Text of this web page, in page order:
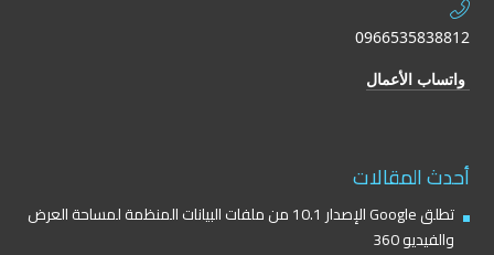
0966535838812
واتساب الأعمال
أحدث المقالات
تطلق Google الإصدار 10.1 من ملفات البيانات المنظمة لمساحة العرض
والفيديو 360